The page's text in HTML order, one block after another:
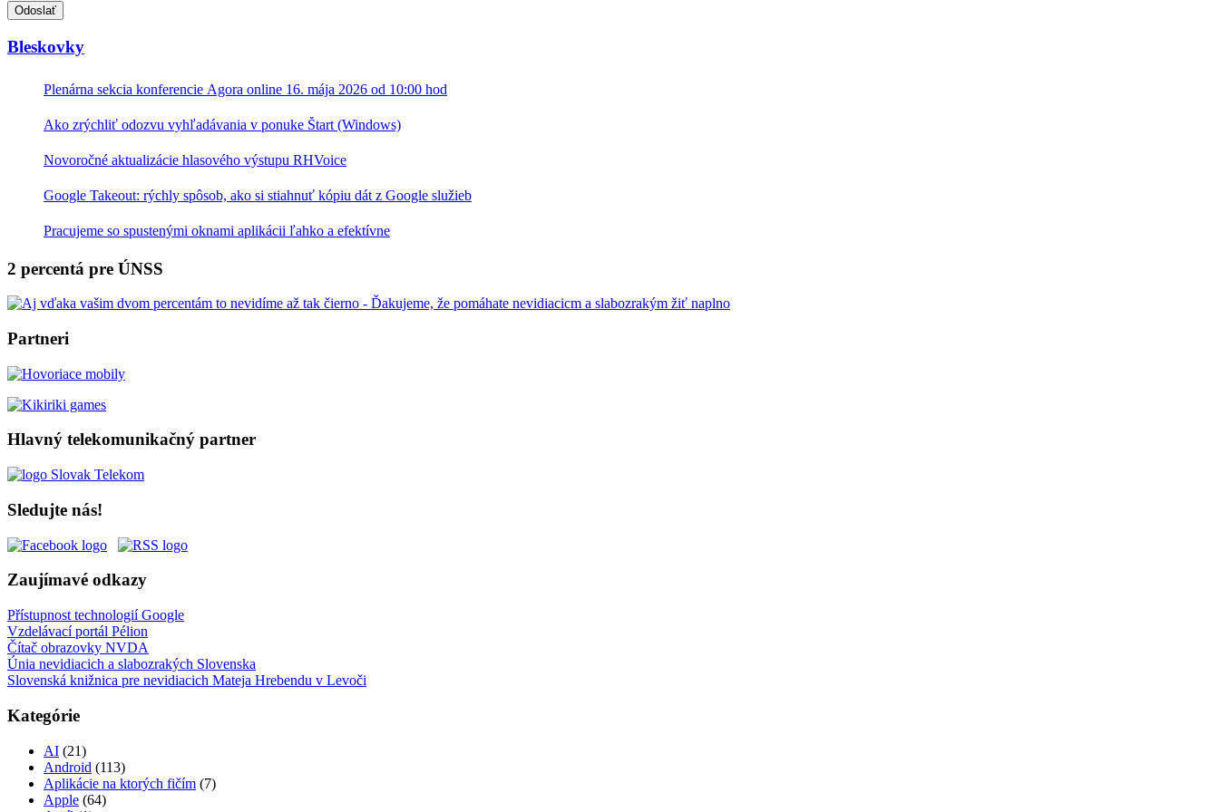
Toto
pole
nevyplňujte.
Bleskovky
Plenárna sekcia konferencie Agora online 16. mája 2026 od 10:00 hod
Ako zrýchliť odozvu vyhľadávania v ponuke Štart (Windows)
Novoročné aktualizácie hlasového výstupu RHVoice
Google Takeout: rýchly spôsob, ako si stiahnuť kópiu dát z Google služieb
Pracujeme so spustenými oknami aplikácii ľahko a efektívne
2 percentá pre ÚNSS
Partneri
Hlavný telekomunikačný partner
Sledujte nás!
Zaujímavé odkazy
Přístupnost technologií Google
Vzdelávací portál Pélion
Čítač obrazovky NVDA
Únia nevidiacich a slabozrakých Slovenska
Slovenská knižnica pre nevidiacich Mateja Hrebendu v Levoči
Kategórie
AI (21)
Android (113)
Aplikácie na ktorých fičím (7)
Apple (64)